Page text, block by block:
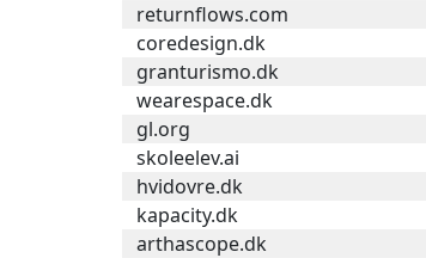
returnflows.com
coredesign.dk
granturismo.dk
wearespace.dk
gl.org
skoleelev.ai
hvidovre.dk
kapacity.dk
arthascope.dk